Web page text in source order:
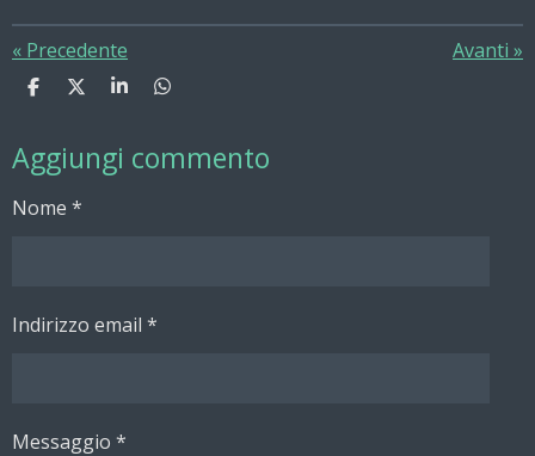
« Precedente Avanti »
C
d
i
i
C
d
i
i
C
d
i
C
d
i
Aggiungi commento
Nome *
Indirizzo email *
Messaggio *